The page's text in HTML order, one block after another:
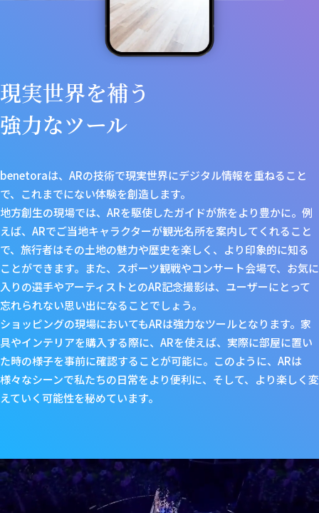
現実世界を補う
強力なツール
benetoraは、ARの技術で現実世界にデジタル情報を重ねること
で、これまでにない体験を創造します。
地方創生の現場では、ARを駆使したガイドが旅をより豊かに。例
えば、ARでご当地キャラクターが観光名所を案内してくれること
で、旅行者はその土地の魅力や歴史を楽しく、より印象的に知る
ことができます。また、スポーツ観戦やコンサート会場で、お気に
入りの選手やアーティストとのAR記念撮影は、ユーザーにとって
忘れられない思い出になることでしょう。
ショッピングの現場においてもARは強力なツールとなります。家
具やインテリアを購入する際に、ARを使えば、実際に部屋に置い
た時の様子を事前に確認することが可能に。このように、ARは
様々なシーンで私たちの日常をより便利に、そして、より楽しく変
えていく可能性を秘めています。